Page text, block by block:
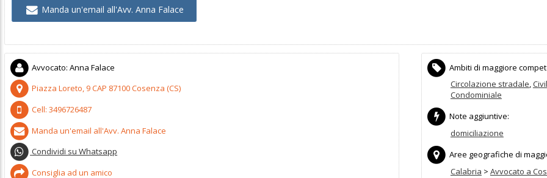
Manda un'email all'Avv. Anna Falace
Avvocato:Anna Falace
Piazza Loreto, 9CAP 87100Cosenza (CS)
Cell:3496726487
Manda un'email all'Avv. Anna Falace
Condividi su Whatsapp
Consiglia ad un amico
Ambiti di maggiore
Circolazione stradale,
Condominiale
Note aggiuntive:
domiciliazione
Aree geografiche di
Calabria > Avvocato a